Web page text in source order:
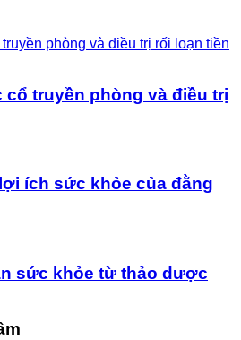
cổ truyền phòng và điều trị
ích sức khỏe của đằng
sức khỏe từ thảo dược